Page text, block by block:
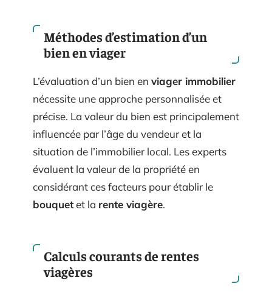
Méthodes d’estimation d’un
bien en viager
L’évaluation d’un bien en viager immobilier
nécessite une approche personnalisée et
précise. La valeur du bien est principalement
influencée par l’âge du vendeur et la
situation de l’immobilier local. Les experts
évaluent la valeur de la propriété en
considérant ces facteurs pour établir le
bouquetet la rente viagère.
Calculs courants de rentes
viagères